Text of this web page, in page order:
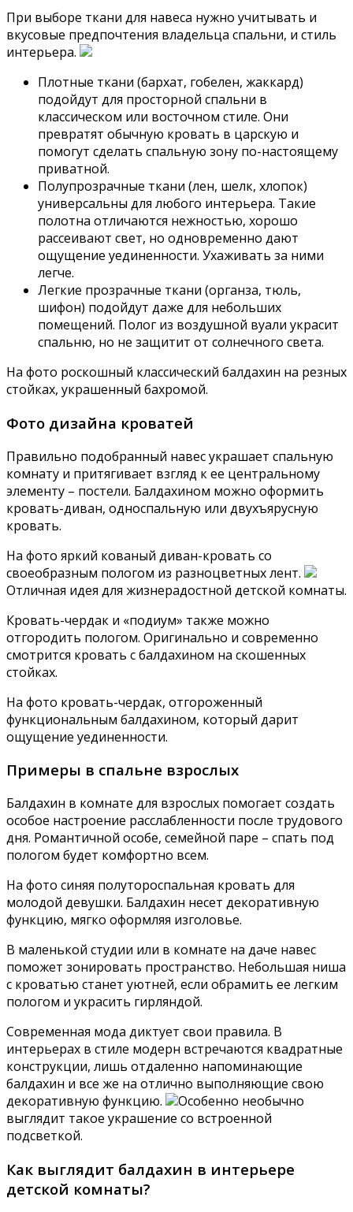
При выборе ткани для навеса нужно учитывать и
вкусовые предпочтения владельца спальни, и стиль
интерьера.
Плотные ткани (бархат, гобелен, жаккард)
подойдут для просторной спальни в
классическом или восточном стиле. Они
превратят обычную кровать в царскую и
помогут сделать спальную зону по-настоящему
приватной.
Полупрозрачные ткани (лен, шелк, хлопок)
универсальны для любого интерьера. Такие
полотна отличаются нежностью, хорошо
рассеивают свет, но одновременно дают
ощущение уединенности. Ухаживать за ними
легче.
Легкие прозрачные ткани (органза, тюль,
шифон) подойдут даже для небольших
помещений. Полог из воздушной вуали украсит
спальню, но не защитит от солнечного света.
На фото роскошный классический балдахин на резных
стойках, украшенный бахромой.
Фото дизайна кроватей
Правильно подобранный навес украшает спальную
комнату и притягивает взгляд к ее центральному
элементу – постели. Балдахином можно оформить
кровать-диван, односпальную или двухъярусную
кровать.
На фото яркий кованый диван-кровать со
своеобразным пологом из разноцветных лент.
Отличная идея для жизнерадостной детской комнаты.
Кровать-чердак и «подиум» также можно
отгородить пологом. Оригинально и современно
смотрится кровать с балдахином на скошенных
стойках.
На фото кровать-чердак, отгороженный
функциональным балдахином, который дарит
ощущение уединенности.
Примеры в спальне взрослых
Балдахин в комнате для взрослых помогает создать
особое настроение расслабленности после трудового
дня. Романтичной особе, семейной паре – спать под
пологом будет комфортно всем.
На фото синяя полутороспальная кровать для
молодой девушки. Балдахин несет декоративную
функцию, мягко оформляя изголовье.
В маленькой студии или в комнате на даче навес
поможет зонировать пространство. Небольшая ниша
с кроватью станет уютней, если обрамить ее легким
пологом и украсить гирляндой.
Современная мода диктует свои правила. В
интерьерах в стиле модерн встречаются квадратные
конструкции, лишь отдаленно напоминающие
балдахин и все же на отлично выполняющие свою
декоративную функцию.
Особенно необычно
выглядит такое украшение со встроенной
подсветкой.
Как выглядит балдахин в интерьере
детской комнаты?